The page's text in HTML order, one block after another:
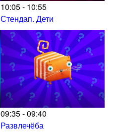
10:05 - 10:55
Стендап. Дети
09:35 - 09:40
Развлечёба